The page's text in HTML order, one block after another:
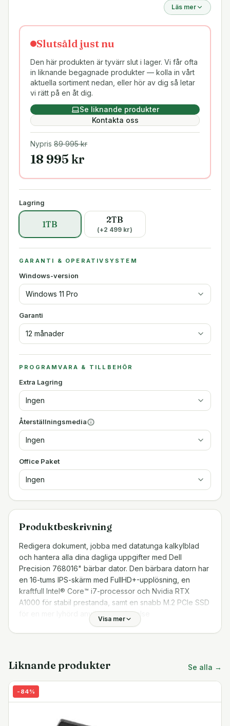
Läs mer
Slutsåld just nu
Den här produkten är tyvärr slut i lager. Vi får ofta
in liknande begagnade produkter — kolla in vårt
aktuella sortiment nedan, eller hör av dig så letar
vi rätt på en åt dig.
Se liknande produkter
Kontakta oss
Nypris 89 995kr
18 995 kr
Lagring
1TB 2TB
(+2 499 kr)
GARANTI & OPERATIVSYSTEM
Windows-version
Windows 11 Pro
Garanti
12 månader
PROGRAMVARA & TILLBEHÖR
Extra Lagring
Ingen
Återställningsmedia
Ingen
Office Paket
Ingen
Produktbeskrivning
Redigera dokument, jobba med datatunga kalkylblad
och hantera alla dina dagliga uppgifter med Dell
Precision 768016" bärbar dator. Den bärbara datorn har
en 16-tums IPS-skärm med FullHD+-upplösning, en
kraftfull Intel® Core™ i7-processor och Nvidia RTX
A1000 för stabil prestanda, samt en snabb M.2 PCIe SSD
för en mer lyhörd användarupplevelse
Intel® Core™ i7-processor
kan du enkelt frigöra den bärbara datorns fulla potential
och hantera alla dina dagliga uppgifter utan problem.
När det krävs kan processorn köras med upp till 5.3 GHz
Max Turbo-frekvens, och tillsammans med snabbt 64GB
DDR5 RAM-minne kan du smidigt växla mellan flera
Visa mer
Liknande produkter Se alla →
- 84%